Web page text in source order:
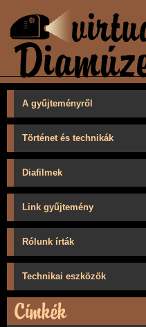
A gyűjteményről
Történet és technikák
Diafilmek
Link gyűjtemény
Rólunk írták
Technikai eszközök